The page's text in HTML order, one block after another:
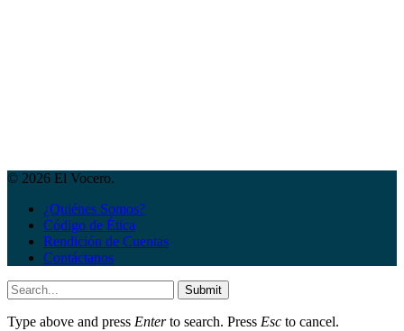
© 2026 El Vocero.
¿Quiénes Somos?
Código de Ética
Rendición de Cuentas
Contáctanos
Submit
Type above and press Enterto search. Press Esc to cancel.